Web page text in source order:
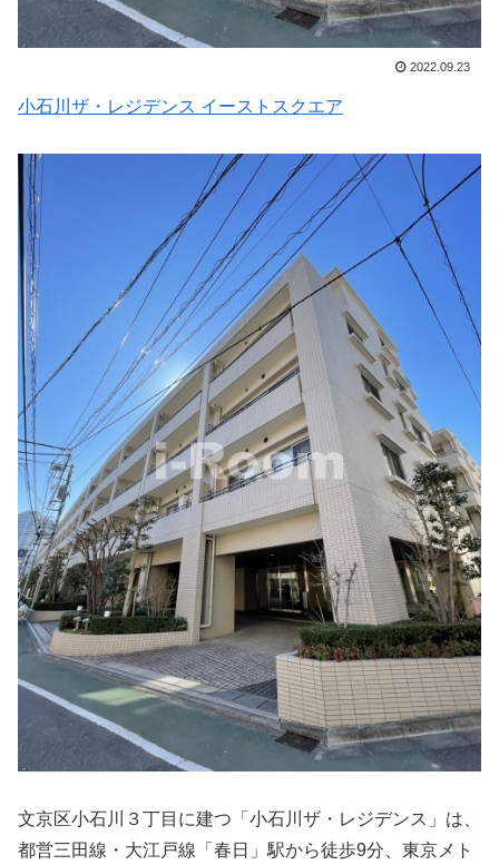
2022.09.23
小石川ザ・レジデンス イーストスクエア
文京区小石川３丁目に建つ「小石川ザ・レジデンス」は、
都営三田線・大江戸線「春日」駅から徒歩9分、東京メト